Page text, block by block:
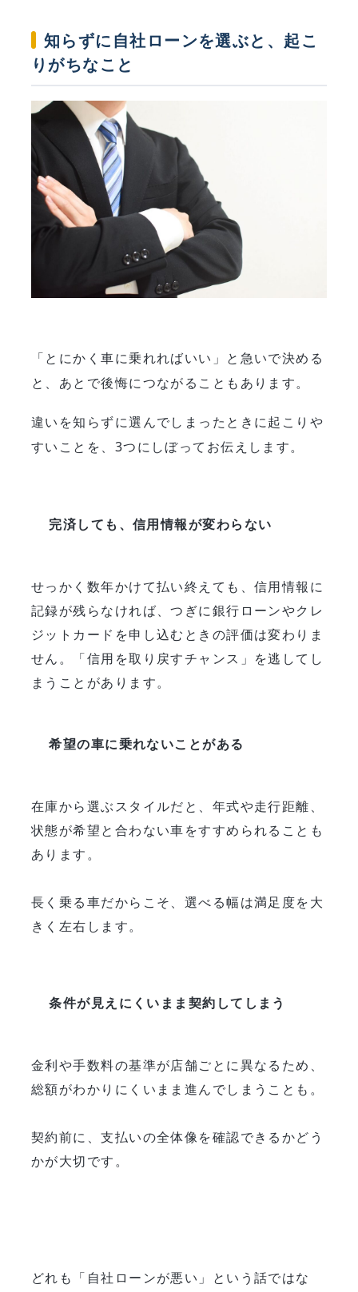
知らずに自社ローンを選ぶと、起こ
りがちなこと
「とにかく車に乗れればいい」と急いで決める
と、あとで後悔につながることもあります。
違いを知らずに選んでしまったときに起こりや
すいことを、3つにしぼってお伝えします。
完済しても、信用情報が変わらない
せっかく数年かけて払い終えても、信用情報に
記録が残らなければ、つぎに銀行ローンやクレ
ジットカードを申し込むときの評価は変わりま
せん。「信用を取り戻すチャンス」を逃してし
まうことがあります。
希望の車に乗れないことがある
在庫から選ぶスタイルだと、年式や走行距離、
状態が希望と合わない車をすすめられることも
あります。
長く乗る車だからこそ、選べる幅は満足度を大
きく左右します。
条件が見えにくいまま契約してしまう
金利や手数料の基準が店舗ごとに異なるため、
総額がわかりにくいまま進んでしまうことも。
契約前に、支払いの全体像を確認できるかどう
かが大切です。
どれも「自社ローンが悪い」という話ではな